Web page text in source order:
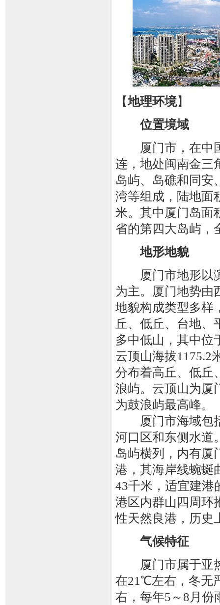
【地理环境】
位置境域
厦门市，在中国
连，地处闽南金三
岛屿、岛礁和同安
湾等组成，陆地面
米。其中厦门岛面
省的第四大岛屿，
地形地貌
厦门市地形以
为主。厦门地势由
地貌构成类型多样
丘、低丘、台地、
多中低山，其中位
云顶山海拔1175.2
分布着高丘、低丘
浪屿。云顶山为厦
为鼓浪屿最高峰。
厦门市海域包括
河口区和东侧水道
岛屿横列，内有厦
港，其海岸线蜿蜒
43千米，适宜建港
港区内群山四周环
性天然良港，历史
气候特征
厦门市属于亚热
在21℃左右，冬无
右，每年5～8月份